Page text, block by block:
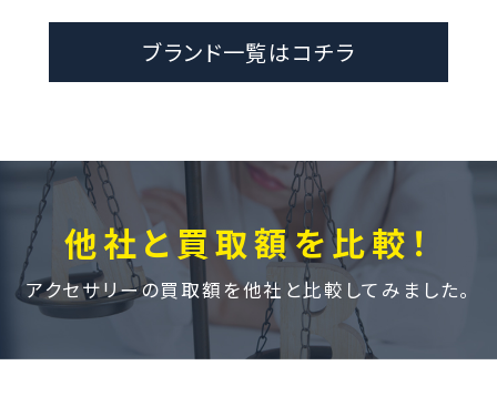
ブランド一覧はコチラ
他社と買取額を比較！
アクセサリーの買取額を他社と比較してみました。